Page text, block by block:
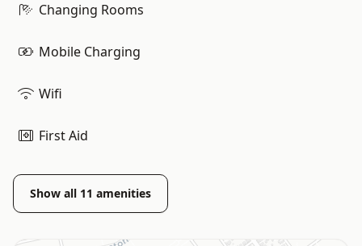
Changing Rooms
Mobile Charging
Wifi
First Aid
Show all 11 amenities